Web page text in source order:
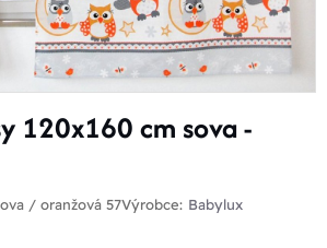
120x160 cm sova -
/ oranžová 57Výrobce: Babylux